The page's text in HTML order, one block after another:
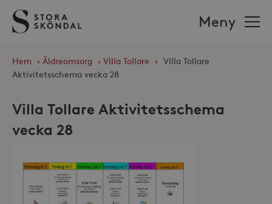
Stora
Sköndal
Meny
Hem › Äldreomsorg › Villa Tollare › Villa Tollare
Aktivitetsschema vecka 28
Villa Tollare Aktivitetsschema
vecka 28